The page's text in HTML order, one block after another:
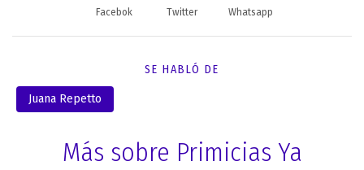
Facebok Twitter Whatsapp
SE HABLÓ DE
Juana Repetto
Más sobre Primicias Ya